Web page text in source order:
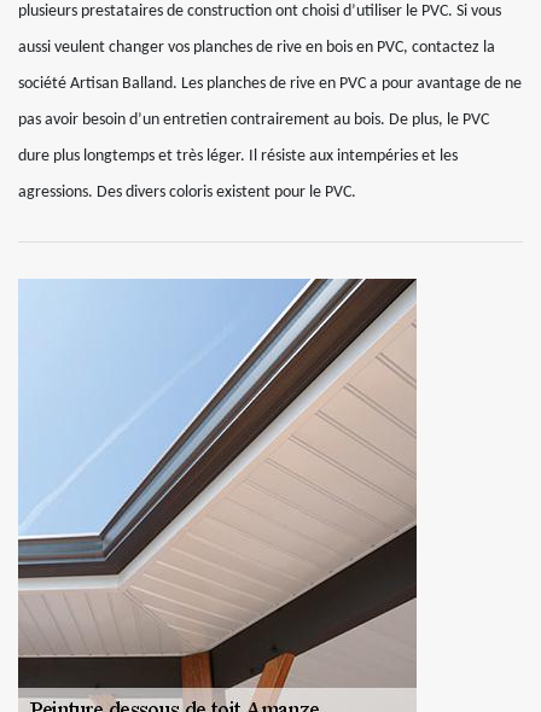
plusieurs prestataires de construction ont choisi d’utiliser le PVC. Si vous
aussi veulent changer vos planches de rive en bois en PVC, contactez la
société Artisan Balland. Les planches de rive en PVC a pour avantage de ne
pas avoir besoin d’un entretien contrairement au bois. De plus, le PVC
dure plus longtemps et très léger. Il résiste aux intempéries et les
agressions. Des divers coloris existent pour le PVC.